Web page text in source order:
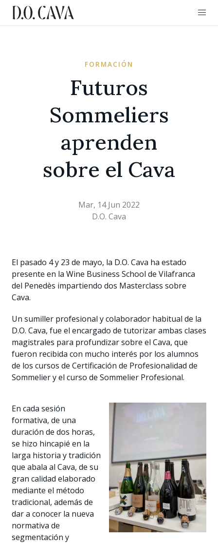
FORMACIÓN
Futuros
Sommeliers
aprenden
sobre el Cava
Mar, 14 Jun 2022
D.O. Cava
El pasado 4 y 23 de mayo, la D.O. Cava ha estado
presente en la Wine Business School de Vilafranca
del Penedès impartiendo dos Masterclass sobre
Cava.
Un sumiller profesional y colaborador habitual de la
D.O. Cava, fue el encargado de tutorizar ambas clases
magistrales para profundizar sobre el Cava, que
fueron recibida con mucho interés por los alumnos
de los cursos de Certificación de Profesionalidad de
Sommelier y el curso de Sommelier Profesional.
En cada sesión
formativa, de una
duración de dos horas,
se hizo hincapié en la
larga historia y tradición
que abala al Cava, de su
gran calidad elaborado
mediante el método
tradicional, además de
dar a conocer la nueva
normativa de
segmentación y